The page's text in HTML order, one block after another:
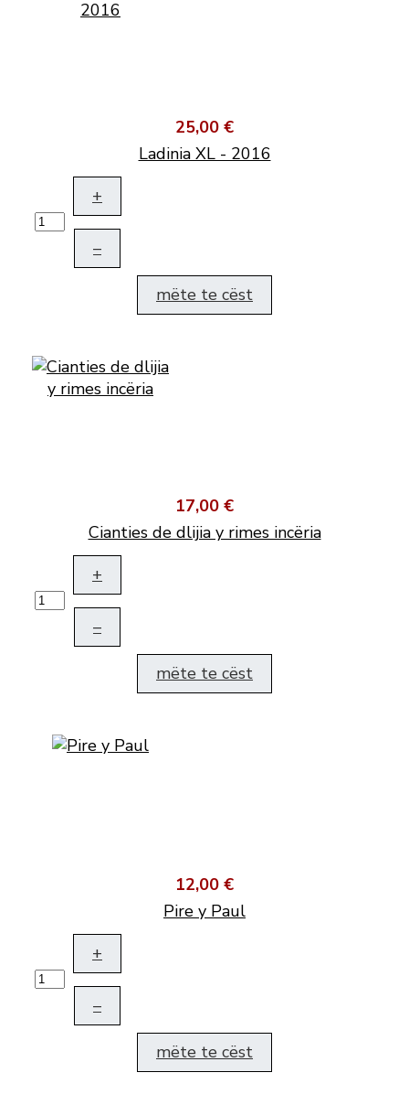
25,00 €
Ladinia XL - 2016
+
–
mëte te cëst
17,00 €
Cianties de dlijia y rimes incëria
+
–
mëte te cëst
12,00 €
Pire y Paul
+
–
mëte te cëst